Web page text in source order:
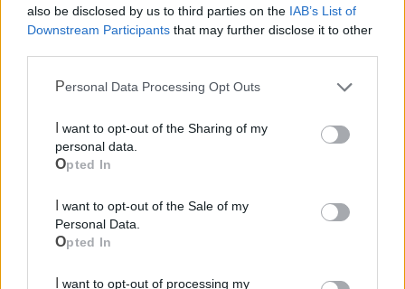
also be disclosed by us to third parties on the IAB’s List of
Downstream Participants that may further disclose it to other
Personal Data Processing Opt Outs
personal data.
Opted In
Personal Data.
Opted In